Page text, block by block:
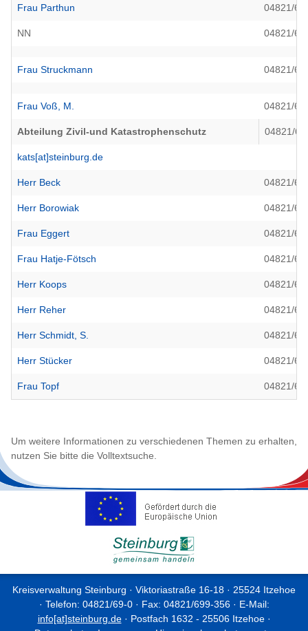
Frau Parthun 04821/69
NN 04821/69
Frau Struckmann 04821/69
Frau Voß, M. 04821/69
Abteilung Zivil-und Katastrophenschutz 04821/
kats[at]steinburg.de
Herr Beck 04821/69
Herr Borowiak 04821/69
Frau Eggert 04821/69
Frau Hatje-Fötsch 04821/69
Herr Koops 04821/69
Herr Reher 04821/69
Herr Schmidt, S. 04821/69
Herr Stücker 04821/69
Frau Topf 04821/69
Um weitere Informationen zu verschiedenen Themen zu erhalten,
nutzen Sie bitte die Volltextsuche.
Kreisverwaltung Steinburg · Viktoriastraße 16-18 · 25524 Itzehoe
· Telefon: 04821/69-0 · Fax: 04821/699-356 · E-Mail:
info[at]steinburg.de· Postfach 1632 - 25506 Itzehoe ·